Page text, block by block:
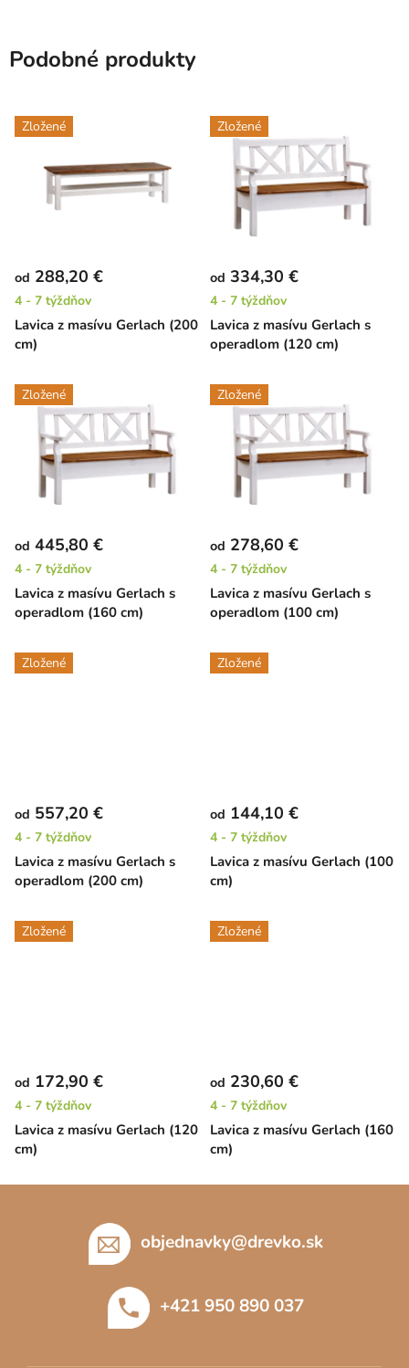
Podobné produkty
Zložené
Lavica z masívu Gerlach (200
cm)
od 288,20 €
4 - 7 týždňov
Zložené
Lavica z masívu Gerlach s
operadlom (120 cm)
od 334,30 €
4 - 7 týždňov
Zložené
Lavica z masívu Gerlach s
operadlom (160 cm)
od 445,80 €
4 - 7 týždňov
Zložené
Lavica z masívu Gerlach s
operadlom (100 cm)
od 278,60 €
4 - 7 týždňov
Zložené
Lavica z masívu Gerlach s
operadlom (200 cm)
od 557,20 €
4 - 7 týždňov
Zložené
Lavica z masívu Gerlach (100
cm)
od 144,10 €
4 - 7 týždňov
Zložené
Lavica z masívu Gerlach (120
cm)
od 172,90 €
4 - 7 týždňov
Zložené
Lavica z masívu Gerlach (160
cm)
od 230,60 €
4 - 7 týždňov
objednavky@drevko.sk
+421 950 890 037